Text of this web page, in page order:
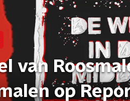
van
op